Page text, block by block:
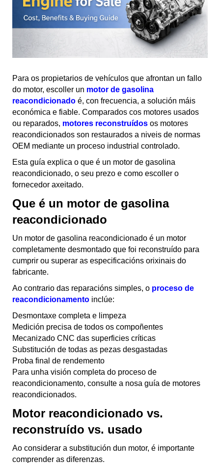
Para os propietarios de vehículos que afrontan un fallo
do motor, escoller un motor de gasolina
reacondicionado é, con frecuencia, a solución máis
económica e fiable. Comparados cos motores usados
ou reparados, motores reconstruídos os motores
reacondicionados son restaurados a niveis de normas
OEM mediante un proceso industrial controlado.
Esta guía explica o que é un motor de gasolina
reacondicionado, o seu prezo e como escoller o
fornecedor axeitado.
Que é un motor de gasolina
reacondicionado
Un motor de gasolina reacondicionado é un motor
completamente desmontado que foi reconstruído para
cumprir ou superar as especificacións orixinais do
fabricante.
Ao contrario das reparacións simples, o proceso de
reacondicionamento inclúe:
Desmontaxe completa e limpeza
Medición precisa de todos os compoñentes
Mecanizado CNC das superficies críticas
Substitución de todas as pezas desgastadas
Proba final de rendemento
Para unha visión completa do proceso de
reacondicionamento, consulte a nosa guía de motores
reacondicionados.
Motor reacondicionado vs.
reconstruído vs. usado
Ao considerar a substitución dun motor, é importante
comprender as diferenzas.